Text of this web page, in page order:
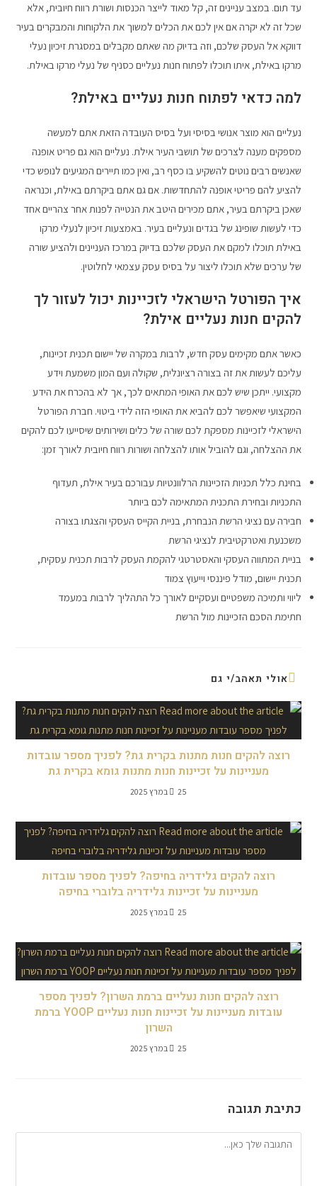
עד תום. במצב עניינים זה, קל מאוד לייצר הכנסות ושורת רווח חיובית, אלא
שכל זה לא יקרה אם אין לכם את הכלים למשוך את הלקוחות והמבקרים בעיר
דווקא אל העסק שלכם, וזה בדיוק מה שאתם מקבלים במסגרת זיכיון נעלי
מרקו באילת, איתו תוכלו לפתוח חנות נעליים כסניף של נעלי מרקו באילת.
למה כדאי לפתוח חנות נעליים באילת?
נעליים הוא מוצר אנושי בסיסי ועל בסיס העובדה הזאת אתם למעשה
מספקים מענה לצרכים של תושבי העיר אילת. נעליים הוא גם פריט אופנה
שאנשים רבים נוטים להשקיע בו כסף רב, ואין כמו תיירים המגיעים לנופש כדי
להציע להם פריטי אופנה להתחדשות. אם גם אתם ביקרתם באילת, וכנראה
שאכן ביקרתם בעיר, אתם מכירים היטב את הנטייה לפנות אחר צהריים אחד
כדי לעשות שופינג של בגדים ונעליים בעיר. באמצעות זיכיון לנעלי מרקו
באילת תוכלו למקם את העסק שלכם בדיוק במרכז העניינים ולהציע שורה
של ערכים שלא תוכלו ליצור על בסיס עסק עצמאי לחלוטין.
איך הפורטל הישראלי לזכיינות יכול לעזור לך
להקים חנות נעליים אילת?
כאשר אתם מקימים עסק חדש, לרבות במקרה של יישום תכנית זכיינות,
עליכם לעשות את זה בצורה רציונלית, שקולה ועם המון משמעת וידע
מקצועי. ייתכן שיש לכם את האופי המתאים לכך, אך לא בהכרח את הידע
המקצועי שיאפשר לכם להביא את האופי הזה לידי ביטוי. חברת הפורטל
הישראלי לזכיינות מספקת לכם שורה של כלים ושירותים שיסייעו לכם להקים
את ההצלחה, וגם להוביל אותו להצלחה ושורות רווח חיובית לאורך זמן:
בחינת כלל תכניות הזכיינות הרלוונטיות עבורכם בעיר אילת, תעדוף
התכניות ובחירת התכנית המתאימה לכם ביותר
חבירה עם נציגי הרשת הנבחרת, בניית הקייס העסקי והצגתו בצורה
משכנעת ואטרקטיבית לנציגי הרשת
בניית המתווה העסקי והאסטרטגי להקמת העסק לרבות תכנית עסקית,
תכנית יישום, מודל פיננסי וייעוץ צמוד
ליווי ותמיכה משפטיים ועסקיים לאורך כל התהליך לרבות במעמד
חתימת הסכם הזכיינות מול הרשת
אולי תאהב/י גם
רוצה להקים חנות מתנות בקרית גת? לפניך מספר עובדות
מעניינות על זכיינות חנות מתנות גומא בקרית גת
25 במרץ 2025
רוצה להקים גלידריה בחיפה? לפניך מספר עובדות
מעניינות על זכיינות גלידריה בלוברי בחיפה
25 במרץ 2025
רוצה להקים חנות נעליים ברמת השרון? לפניך מספר
עובדות מעניינות על זכיינות חנות נעליים YOOP ברמת
השרון
25 במרץ 2025
כתיבת תגובה